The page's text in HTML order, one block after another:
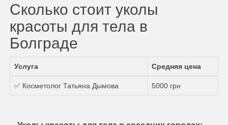
Сколько стоит уколы
красоты для тела в
Болграде
Услуга Средняя цена
✅ Косметолог Татьяна Дымова 5000 грн